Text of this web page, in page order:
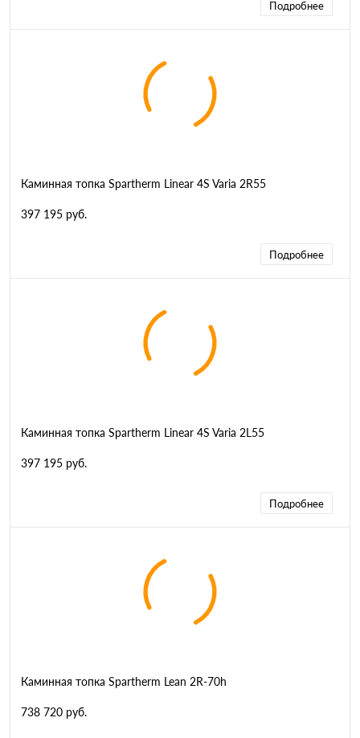
Подробнее
Каминная топка Spartherm Linear 4S Varia 2R55
397 195 руб.
Подробнее
Каминная топка Spartherm Linear 4S Varia 2L55
397 195 руб.
Подробнее
Каминная топка Spartherm Lean 2R-70h
738 720 руб.